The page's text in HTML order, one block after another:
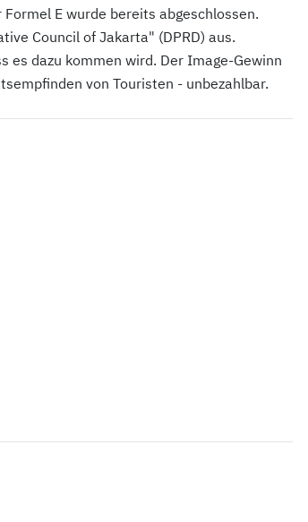
E wurde bereits abgeschlossen.
Council of Jakarta" (DPRD) aus.
es dazu kommen wird. Der Image-Gewinn
von Touristen - unbezahlbar.